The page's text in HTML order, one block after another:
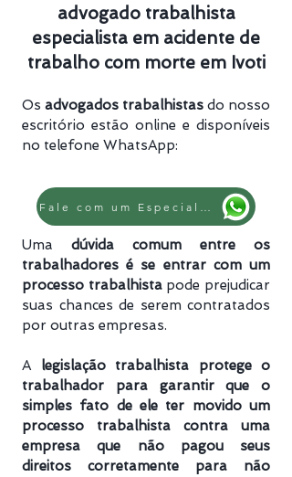
advogado trabalhista
especialista em acidente de
trabalho com morte em Ivoti
Os advogados trabalhistas do nosso
escritório estão online e disponíveis
no telefone WhatsApp:
Uma dúvida comum entre os
trabalhadores é se entrar com um
processo trabalhistapode prejudicar
suas chances de serem contratados
por outras empresas.
A legislação trabalhista protege o
trabalhador para garantir que o
simples fato de ele ter movido um
processo trabalhista
contra uma
empresa que não pagou seus
direitos corretamente para não